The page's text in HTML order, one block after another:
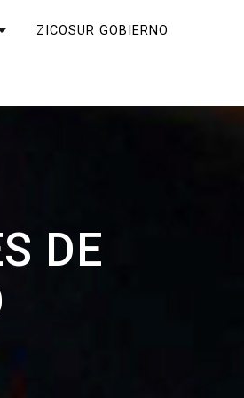
ZICOSUR GOBIERNO
DE